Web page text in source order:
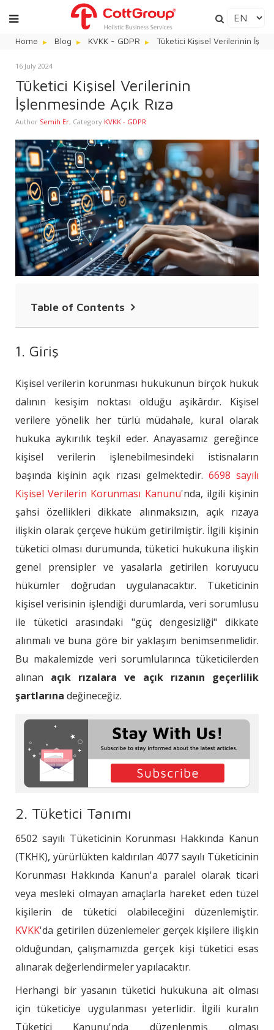
Home Blog KVKK - GDPR Tüketici Kişisel Verilerinin
16 July 2024
Tüketici Kişisel Verilerinin
İşlenmesinde Açık Rıza
Author Semih Er, Category KVKK - GDPR
Table of Contents
2. Tüketici Tanımı
3. Açık Rıza
4. Tüketicinin Kişisel Verisinde Açık
Rızanın Özellikleri
5. Sonuç
1. Giriş
Kişisel verilerin korunması hukukunun birçok hukuk
dalının kesişim noktası olduğu aşikârdır. Kişisel
verilere yönelik her türlü müdahale, kural olarak
hukuka aykırılık teşkil eder. Anayasamız gereğince
kişisel verilerin işlenebilmesindeki istisnaların
başında kişinin açık rızası gelmektedir. 6698 sayılı
Kişisel Verilerin Korunması Kanunu'nda, ilgili kişinin
şahsi özellikleri dikkate alınmaksızın, açık rızaya
ilişkin olarak çerçeve hüküm getirilmiştir. İlgili kişinin
tüketici olması durumunda, tüketici hukukuna ilişkin
genel prensipler ve yasalarla getirilen koruyucu
hükümler doğrudan uygulanacaktır. Tüketicinin
kişisel verisinin işlendiği durumlarda, veri sorumlusu
ile tüketici arasındaki "güç dengesizliği" dikkate
alınmalı ve buna göre bir yaklaşım benimsenmelidir.
Bu makalemizde veri sorumlularınca tüketicilerden
alınan açık rızalara ve açık rızanın geçerlilik
şartlarına değineceğiz.
2. Tüketici Tanımı
6502 sayılı Tüketicinin Korunması Hakkında Kanun
(TKHK), yürürlükten kaldırılan 4077 sayılı Tüketicinin
Korunması Hakkında Kanun'a paralel olarak ticari
veya mesleki olmayan amaçlarla hareket eden tüzel
kişilerin de tüketici olabileceğini düzenlemiştir.
KVKK'da getirilen düzenlemeler gerçek kişilere ilişkin
olduğundan, çalışmamızda gerçek kişi tüketici esas
alınarak değerlendirmeler yapılacaktır.
Herhangi bir yasanın tüketici hukukuna ait olması
için tüketiciye uygulanması yeterlidir. İlgili kuralın
Tüketici Kanunu'nda düzenlenmiş olması